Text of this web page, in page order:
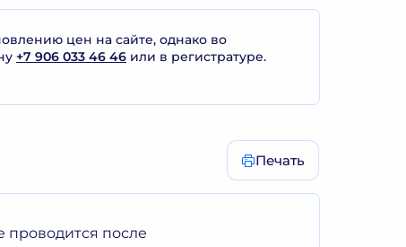
цен на сайте, однако во
+7 906 033 46 46 или в регистратуре.
Печать
проводится после